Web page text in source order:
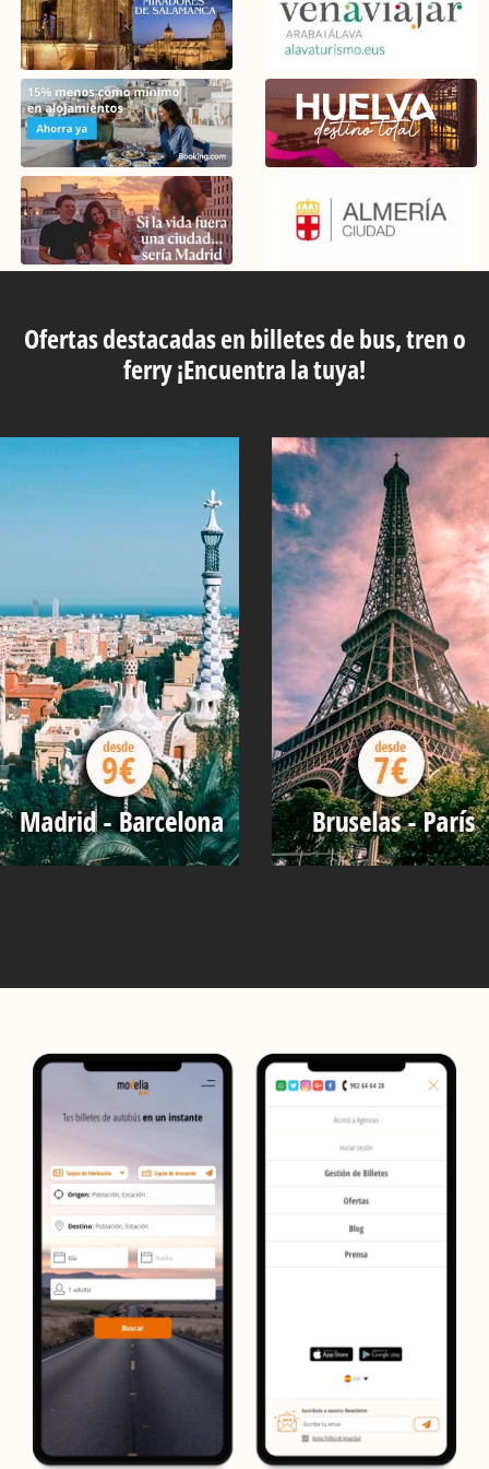
Ofertas destacadas en billetes de bus, tren o
ferry ¡Encuentra la tuya!